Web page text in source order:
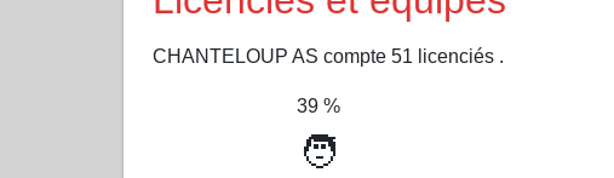
CHANTELOUP AS compte 51 licenciés .
39 %
🧑